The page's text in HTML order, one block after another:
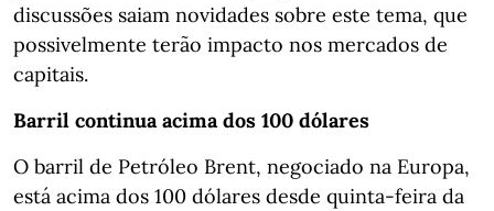
discussões saiam novidades sobre este tema, que
possivelmente terão impacto nos mercados de
capitais.
Barril continua acima dos 100 dólares
O barril de Petróleo Brent, negociado na Europa,
está acima dos 100 dólares desde quinta-feira da